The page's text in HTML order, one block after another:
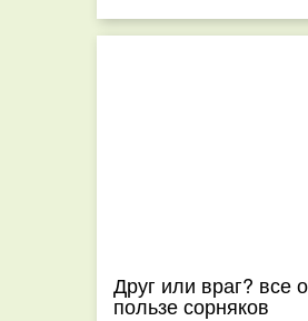
Друг или враг? все о
пользе сорняков